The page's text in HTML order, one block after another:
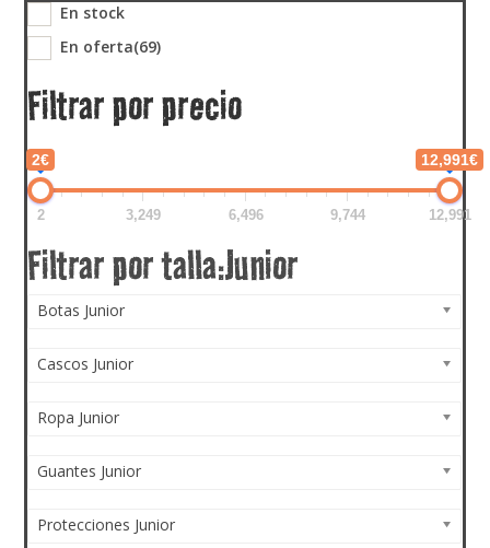
En stock
En oferta(69)
Filtrar por precio
2€ 12,991€
2 3,249 6,496 9,744 12,991
Botas Junior
Cascos Junior
Ropa Junior
Guantes Junior
Protecciones Junior